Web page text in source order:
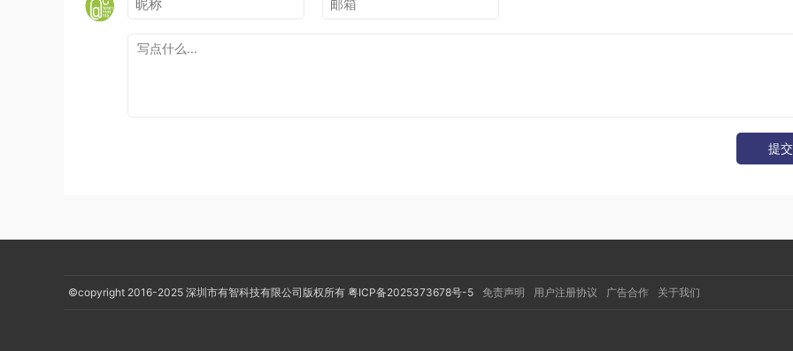
提交
©copyright 2016-2025 深圳市有智科技有限公司版权所有 粤ICP备2025373678号-5 免责声明 用户注册协议 广告合作 关于我们